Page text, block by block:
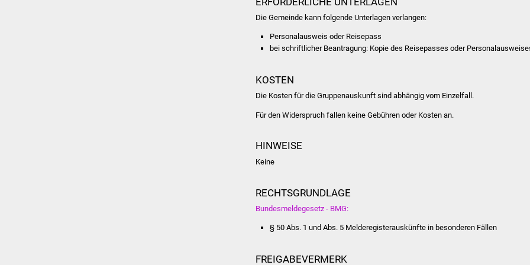
Die Gemeinde kann folgende Unterlagen verlangen:
Personalausweis oder Reisepass
bei schriftlicher Beantragung: Kopie des Reisepasses oder
KOSTEN
Die Kosten für die Gruppenauskunft sind abhängig vom Einzelfall.
Für den Widerspruch fallen keine Gebühren oder Kosten an.
HINWEISE
Keine
RECHTSGRUNDLAGE
Bundesmeldegesetz - BMG:
§ 50 Abs. 1 und Abs. 5 Melderegisterauskünfte in besonderen Fällen
FREIGABEVERMERK